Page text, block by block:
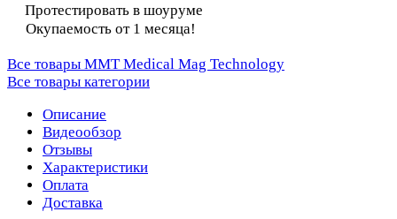
Протестировать в шоуруме
Окупаемость от 1 месяца!
Все товары MMT Medical Mag Technology
Все товары категории
Описание
Видеообзор
Отзывы
Характеристики
Оплата
Доставка